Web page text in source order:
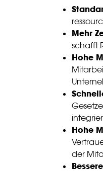
Mehr
schafft
Hohe
Hohe
der